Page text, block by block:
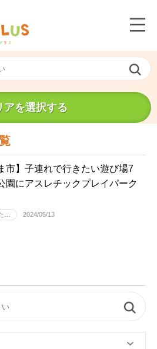
アを選択する
市】子連れで行きたい遊び場7
園にアスレチックプレイパーク
… 2024/05/13